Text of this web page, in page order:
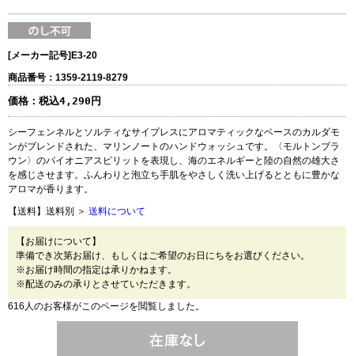
[メーカー記号] E3-20
商品番号：1359-2119-8279
価格： 税込4,290円
シーフェンネルとソルティなサイプレスにアロマティックなベースのカルダモ
ンがブレンドされた、マリンノートのハンドウォッシュです。〈モルトンブラ
ウン〉のパイオニアスピリットを表現し、海のエネルギーと陸の自然の雄大さ
を感じさせます。ふんわりと泡立ち手肌をやさしく洗い上げるとともに豊かな
アロマが香ります。
【送料】送料別 ＞ 送料について
【お届けについて】
準備でき次第お届け、もしくはご希望のお日にちをお選びください。
※お届け時間の指定は承りかねます。
※配送のみの承りとさせていただきます。
616人のお客様がこのページを閲覧しました。